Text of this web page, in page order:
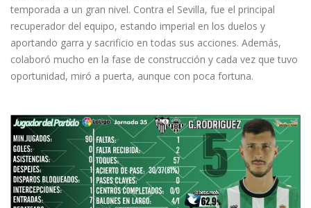
temporada a un gran nivel. Contra el Sevilla, fue el principal
recuperador del equipo, estando imperial en los duelos y
aportando garra y sacrificio en todas sus acciones. Además,
colaboró mucho en la fase de construcción y cada vez que tuvo
oportunidad, miró a puerta, aunque con poca fortuna.